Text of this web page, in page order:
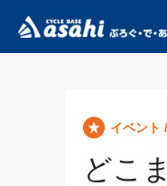
イベント
どこ